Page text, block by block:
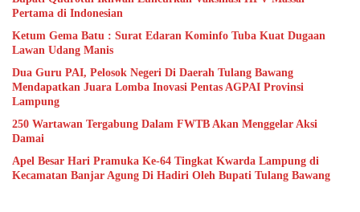
Pertama di Indonesian
Ketum Gema Batu : Surat Edaran Kominfo Tuba Kuat Dugaan
Lawan Udang Manis
Dua Guru PAI, Pelosok Negeri Di Daerah Tulang Bawang
Mendapatkan Juara Lomba Inovasi Pentas AGPAI Provinsi
Lampung
250 Wartawan Tergabung Dalam FWTB Akan Menggelar Aksi
Damai
Apel Besar Hari Pramuka Ke-64 Tingkat Kwarda Lampung di
Kecamatan Banjar Agung Di Hadiri Oleh Bupati Tulang Bawang